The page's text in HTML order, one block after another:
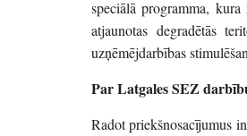
speciālā programma, kura
atjaunotas degradētās
uzņēmējdarbības
Par Latgales SEZ
Radot priekšnosacījumus